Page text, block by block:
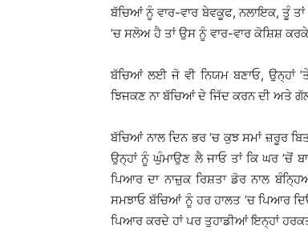
ਬੱਚਿਆਂ ਨੂੰ ਵਾਰ-ਵਾਰ ਬੇਵਕੂਫ, ਨਲਾਇਕ, ਤੂੰ
’ਚ ਸਲੋਅ ਹੈ ਤਾਂ ਉਸ ਨੂੰ ਵਾਰ-ਵਾਰ ਕੋਸ਼ਿਸ਼
ਬੱਚਿਆਂ ਲਈ ਜੋ ਵੀ ਨਿਯਮ ਬਣਾਓ, ਉਨ੍ਹਾਂ
ਝਿਜਕਣ ਨਾ ਬੱਚਿਆਂ ਦੇ ਜਿੱਦ ਕਰਨ ਦੀ ਅਤੇ
ਬੱਚਿਆਂ ਨਾਲ ਦਿਨ ਭਰ ’ਚ ਕੁਝ ਸਮਾਂ ਜ਼ਰੂਰ
ਉਨ੍ਹਾਂ ਨੂੰ ਘੁੰਮਾਉਣ ਲੈ ਜਾਓ ਤਾਂ ਕਿ ਘਰ ’ਚੋਂ
ਪਿਆਰ ਦਾ ਨਾਜ਼ੁਕ ਰਿਸ਼ਤਾ ਡੋਰ ਨਾਲ
ਸਮਝਾਓ ਬੱਚਿਆਂ ਨੂੰ ਹਰ ਹਾਲਤ ’ਚ ਪਿਆਰ
ਪਿਆਰ ਕਰਦੇ ਹਾਂ ਪਰ ਤੁਹਾਡੀਆਂ ਇਨ੍ਹਾਂ